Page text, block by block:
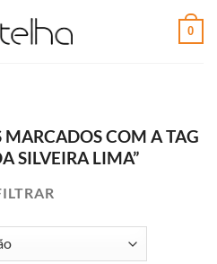
0
MARCADOS COM A TAG
SILVEIRA LIMA”